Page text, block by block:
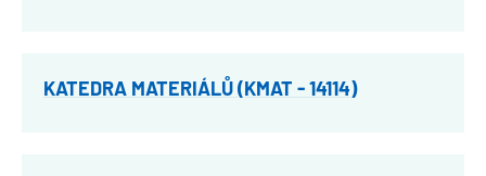
KATEDRA MATERIÁLŮ (KMAT - 14114)